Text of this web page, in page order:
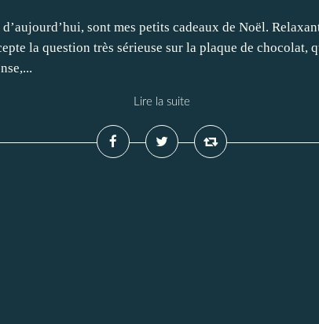
sont mes petits cadeaux de Noël.
la question très sérieuse sur la plaque de chocolat,
Lire la suite